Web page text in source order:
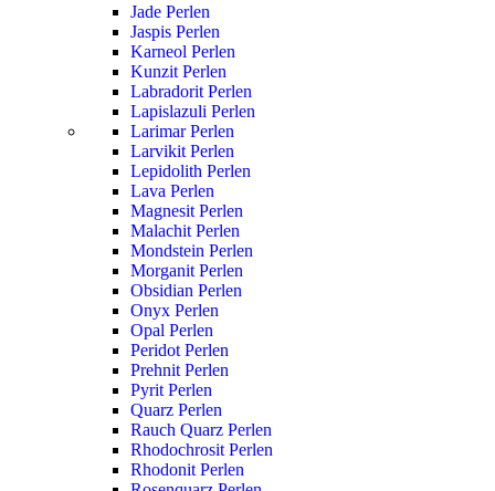
Jade Perlen
Jaspis Perlen
Karneol Perlen
Kunzit Perlen
Labradorit Perlen
Lapislazuli Perlen
Larimar Perlen
Larvikit Perlen
Lepidolith Perlen
Lava Perlen
Magnesit Perlen
Malachit Perlen
Mondstein Perlen
Morganit Perlen
Obsidian Perlen
Onyx Perlen
Opal Perlen
Peridot Perlen
Prehnit Perlen
Pyrit Perlen
Quarz Perlen
Rauch Quarz Perlen
Rhodochrosit Perlen
Rhodonit Perlen